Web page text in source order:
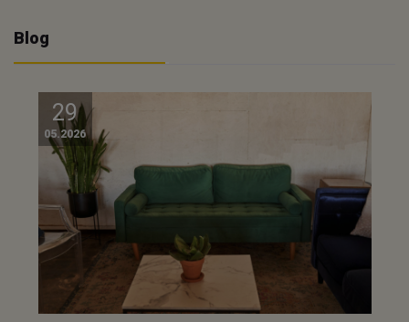
Blog
29
05.2026